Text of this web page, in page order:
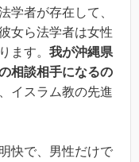
学者が存在して、
女ら法学者は女性
ます。 我が沖縄県
相談相手になるの
イスラム教の先進
快で、男性だけで